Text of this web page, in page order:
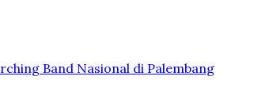
Band Nasional di Palembang